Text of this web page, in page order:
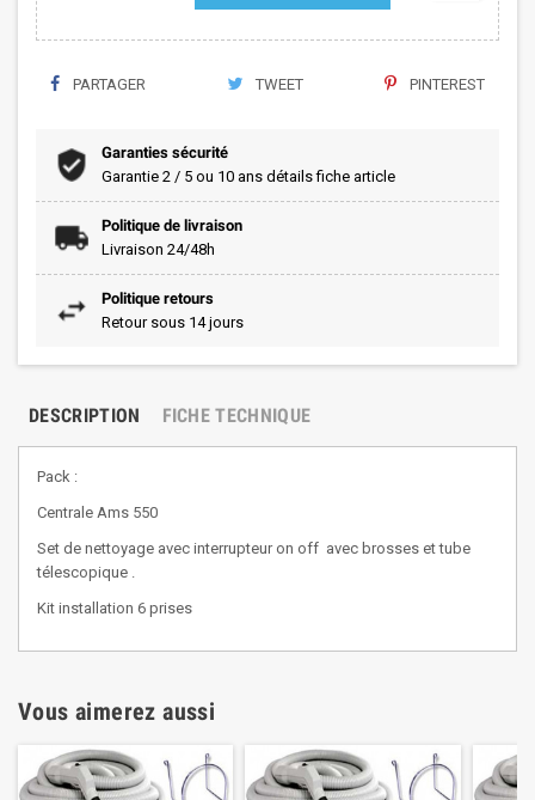
PARTAGER TWEET PINTEREST
Garanties sécurité
Garantie 2 / 5 ou 10 ans détails fiche article
Politique de livraison
Livraison 24/48h
Politique retours
Retour sous 14 jours
DESCRIPTION FICHE TECHNIQUE
Pack :
Centrale Ams 550
Set de nettoyage avec interrupteur on off avec brosses et tube
télescopique .
Kit installation 6 prises
Vous aimerez aussi